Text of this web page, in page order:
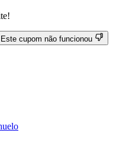
Este cupom não funcionou